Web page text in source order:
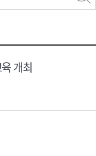
개최